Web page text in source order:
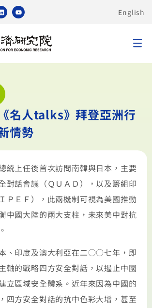
English
名人talks》拜登亞洲行
情勢
上任後首次訪問南韓與日本，主要
對話會議（ＱＵＡＤ），以及籌組印
ＰＥＦ），此兩機制可視為美國推動
中國大陸的兩大支柱，未來美中對抗
印度及澳大利亞在二○○七年，即
軸的戰略四方安全對話，以遏止中國
立區域安全體系。近年來因為中國的
四方安全對話的抗中色彩大增，甚至